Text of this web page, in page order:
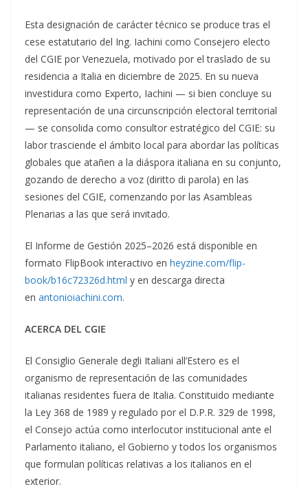
Esta designación de carácter técnico se produce tras el
cese estatutario del Ing. Iachini como Consejero electo
del CGIE por Venezuela, motivado por el traslado de su
residencia a Italia en diciembre de 2025. En su nueva
investidura como Experto, Iachini — si bien concluye su
representación de una circunscripción electoral territorial
— se consolida como consultor estratégico del CGIE: su
labor trasciende el ámbito local para abordar las políticas
globales que atañen a la diáspora italiana en su conjunto,
gozando de derecho a voz (diritto di parola) en las
sesiones del CGIE, comenzando por las Asambleas
Plenarias a las que será invitado.
El Informe de Gestión 2025–2026 está disponible en
formato FlipBook interactivo en heyzine.com/flip-
book/b16c72326d.html y en descarga directa
en antonioiachini.com.
ACERCA DEL CGIE
El Consiglio Generale degli Italiani all’Estero es el
organismo de representación de las comunidades
italianas residentes fuera de Italia. Constituido mediante
la Ley 368 de 1989 y regulado por el D.P.R. 329 de 1998,
el Consejo actúa como interlocutor institucional ante el
Parlamento italiano, el Gobierno y todos los organismos
que formulan políticas relativas a los italianos en el
exterior.